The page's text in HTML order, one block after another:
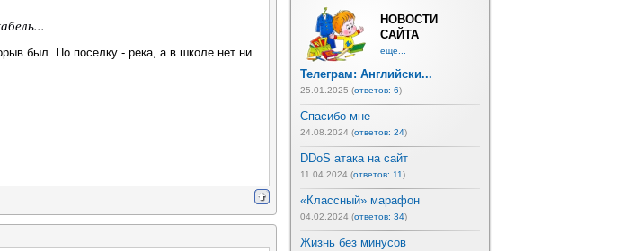
был. По поселку - река, а в школе нет ни
НОВОСТИ
САЙТА
еще...
Телеграм: Английски...
25.01.2025 (ответов: 6)
Спасибо мне
24.08.2024 (ответов: 24)
DDoS атака на сайт
11.04.2024 (ответов: 11)
«Классный» марафон
04.02.2024 (ответов: 34)
Жизнь без минусов